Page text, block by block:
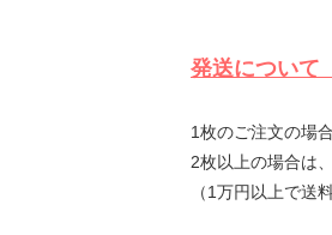
発
1枚のご注文の場
2枚以上の場合は
（1万円以上で送